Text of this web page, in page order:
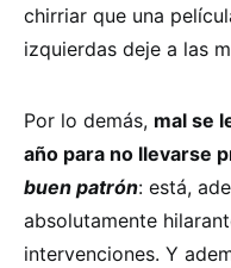
chirriar que una
izquierdas deje a las
Por lo demás, mal se
año para no llevarse
buen patrón: está,
absolutamente
intervenciones. Y